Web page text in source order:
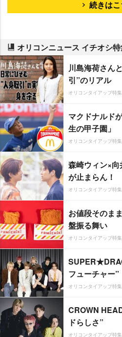
続きは
オリコンニュース イチオシ
川島海荷さん
引”のリアル
オリコンタイアップ特集
マクドナルド
生の甲子園」
オリコンタイアップ特集
森崎ウィン×
が止まらん！
オリコンタイアップ特集
お値段そのま
盤振る舞い
オリコンタイアップ特集
フューチャー”
オリコンタイアップ特集
CROWN
ドらしさ”
オリコンタイアップ特集